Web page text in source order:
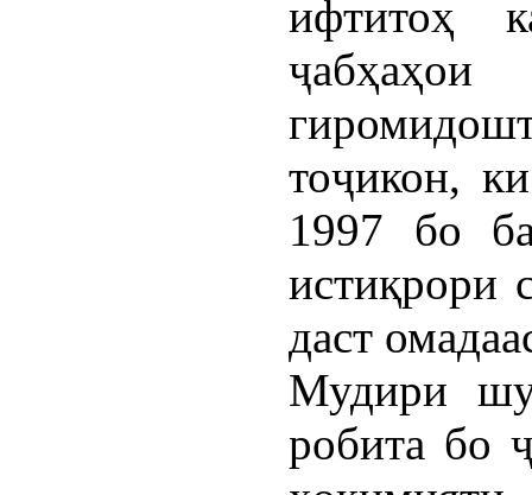
ифтитоҳ
тоҷикон,
1997 бо
истиқрори
даст
Мудири
робита бо